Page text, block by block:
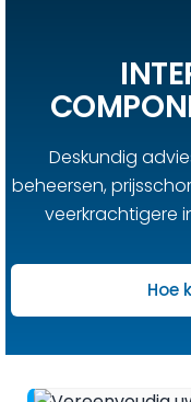
Deskundig
beheersen,
veerkrachtigere
Hoe